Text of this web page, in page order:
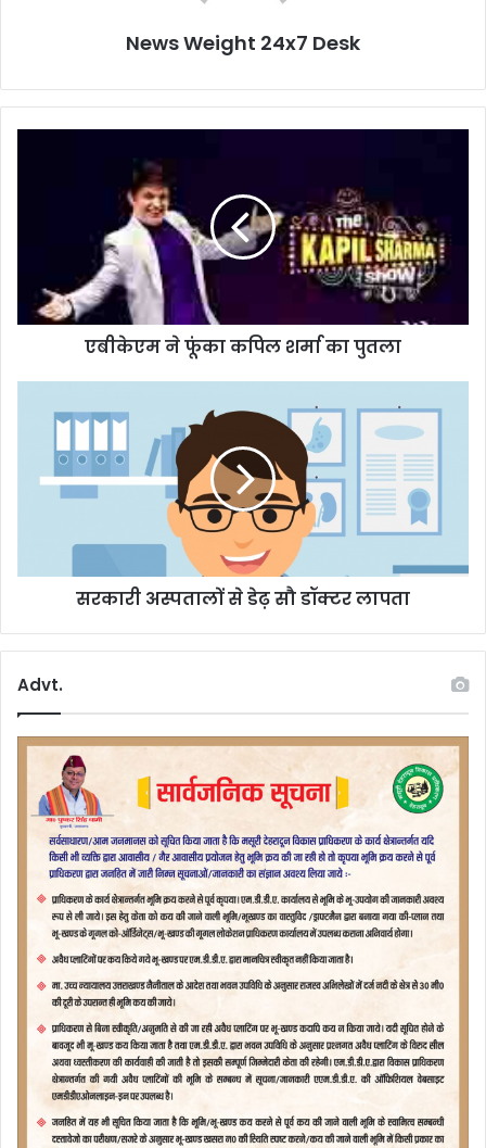
News Weight 24x7 Desk
क
एबीकेएम ने फूंका कपिल शर्मा का पुतला
से
क्ट
र
ला
सरकारी अस्पतालों से डेढ़ सौ डॉक्टर लापता
Advt.